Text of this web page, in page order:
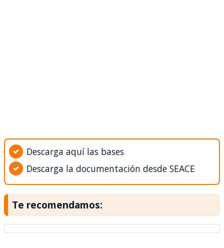
Descarga aquí las bases
Descarga la documentación desde SEACE
Te recomendamos: